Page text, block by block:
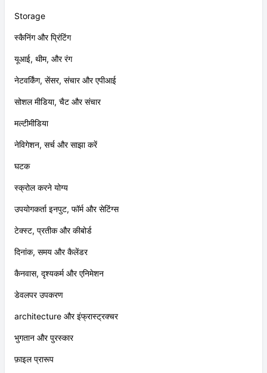
Storage
स्कैनिंग और प्रिंटिंग
यूआई, थीम, और रंग
नेटवर्किंग, सेंसर, संचार और एपीआई
सोशल मीडिया, चैट और संचार
मल्टीमीडिया
नेविगेशन, सर्च और साझा करें
घटक
स्क्रोल करने योग्य
उपयोगकर्ता इनपुट, फॉर्म और सेटिंग्स
टेक्स्ट, प्रतीक और कीबोर्ड
दिनांक, समय और कैलेंडर
कैनवास, दृश्यकर्म और एनिमेशन
डेवलपर उपकरण
architecture और इंफ्रास्ट्रक्चर
भुगतान और पुरस्कार
फ़ाइल प्रारूप